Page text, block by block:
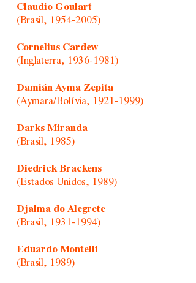
Claudio Goulart
(Brasil, 1954-2005)
Cornelius Cardew
(Inglaterra, 1936-1981)
Damián Ayma Zepita
(Aymara/Bolívia, 1921-1999)
Darks Miranda
(Brasil, 1985)
Diedrick Brackens
(Estados Unidos, 1989)
Djalma do Alegrete
(Brasil, 1931-1994)
Eduardo Montelli
(Brasil, 1989)